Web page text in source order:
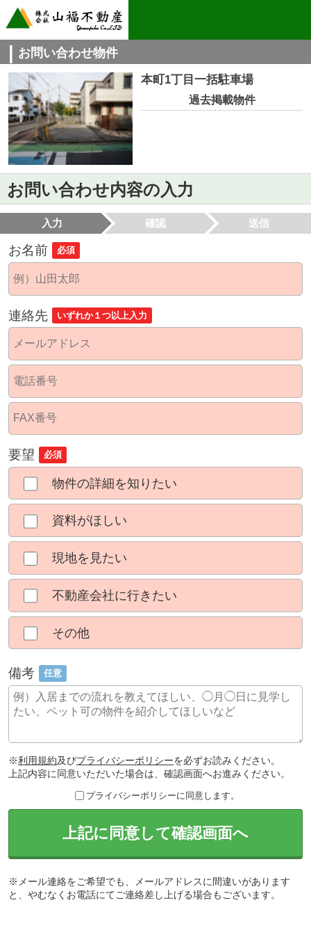
お問い合わせ物件
本町1丁目一括駐車場
過去掲載物件
お問い合わせ内容の入力
入力 確認 送信
お名前 必須
連絡先 いずれか１つ以上入力
要望 必須
物件の詳細を知りたい
資料がほしい
現地を見たい
不動産会社に行きたい
その他
備考 任意
※利用規約及びプライバシーポリシーを必ずお読みください。
上記内容に同意いただいた場合は、確認画面へお進みください。
プライバシーポリシーに同意します。
上記に同意して確認画面へ
※メール連絡をご希望でも、メールアドレスに間違いがあります
と、やむなくお電話にてご連絡差し上げる場合もございます。